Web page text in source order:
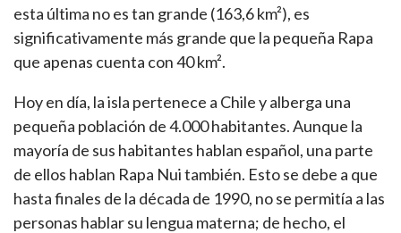
esta última no es tan grande (163,6 km²), es
significativamente más grande que la pequeña Rapa
que apenas cuenta con 40 km².
Hoy en día, la isla pertenece a Chile y alberga una
pequeña población de 4.000 habitantes. Aunque la
mayoría de sus habitantes hablan español, una parte
de ellos hablan Rapa Nui también. Esto se debe a que
hasta finales de la década de 1990, no se permitía a las
personas hablar su lengua materna; de hecho, el